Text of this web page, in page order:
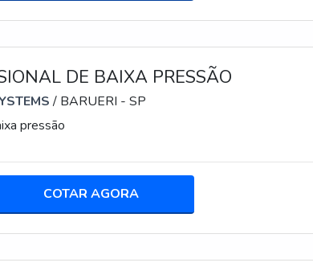
DE BAIXA PRESSÃO
/ BARUERI - SP
pressão
COTAR AGORA